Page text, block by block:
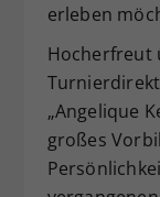
erleben
Hocherfreut
„Angelique
großes